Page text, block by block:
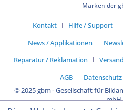
Marken der
Kontakt Hilfe / Support
News / Applikationen
Reparatur / Reklamation
AGB
Datenschutz
© 2025 gbm - Gesellschaft für
mbH